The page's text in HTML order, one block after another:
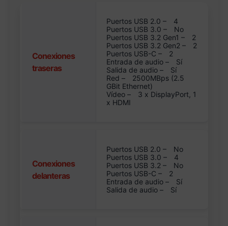
Conexiones
traseras
Puertos USB 2.0 –
4
Puertos USB 3.0 –
No
Puertos USB 3.2 Gen1 –
2
Puertos USB 3.2 Gen2 –
2
Puertos USB-C –
2
Entrada de audio –
Sí
Salida de audio –
Sí
Red –
2500MBps (2.5
GBit Ethernet)
Vídeo –
3 x DisplayPort, 1
x HDMI
Conexiones
delanteras
Puertos USB 2.0 –
No
Puertos USB 3.0 –
4
Puertos USB 3.2 –
No
Puertos USB-C –
2
Entrada de audio –
Sí
Salida de audio –
Sí